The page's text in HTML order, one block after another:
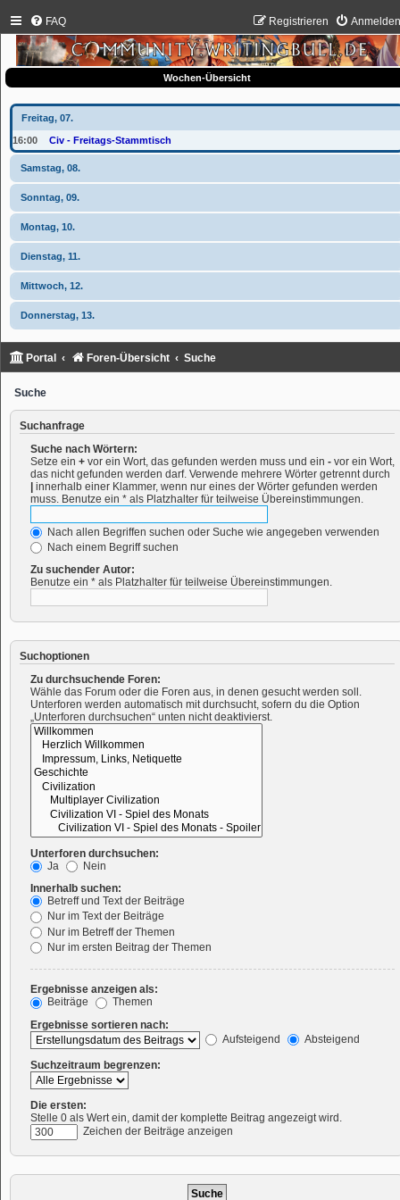
FAQ Registrieren
Wochen-Übersicht
Freitag, 07.
16:00 Civ - Freitags-Stammtisch
Samstag, 08.
Sonntag, 09.
Montag, 10.
Dienstag, 11.
Mittwoch, 12.
Donnerstag, 13.
Portal Foren-Übersicht Suche
Suche
Suchanfrage
Suche nach Wörtern:
Setze ein + vor ein Wort, das gefunden werden muss und ein - vor ein Wort,
das nicht gefunden werden darf. Verwende mehrere Wörter getrennt durch
| innerhalb einer Klammer, wenn nur eines der Wörter gefunden werden
muss. Benutze ein * als Platzhalter für teilweise Übereinstimmungen.
Nach allen Begriffen suchen oder Suche wie angegeben verwenden
Nach einem Begriff suchen
Zu suchender Autor:
Benutze ein * als Platzhalter für teilweise Übereinstimmungen.
Suchoptionen
Zu durchsuchende Foren:
Wähle das Forum oder die Foren aus, in denen gesucht werden soll.
Unterforen werden automatisch mit durchsucht, sofern du die Option
„Unterforen durchsuchen“ unten nicht deaktivierst.
Unterforen durchsuchen:
Ja
Nein
Innerhalb suchen:
Betreff und Text der Beiträge
Nur im Text der Beiträge
Nur im Betreff der Themen
Nur im ersten Beitrag der Themen
Ergebnisse anzeigen als:
Beiträge
Themen
Ergebnisse sortieren nach:
Aufsteigend
Absteigend
Suchzeitraum begrenzen:
Die ersten:
Stelle 0 als Wert ein, damit der komplette Beitrag angezeigt wird.
Zeichen der Beiträge anzeigen